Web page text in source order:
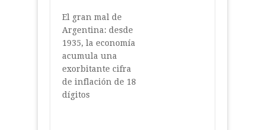
El gran mal de
Argentina: desde
1935, la economía
acumula una
exorbitante cifra
de inflación de 18
dígitos